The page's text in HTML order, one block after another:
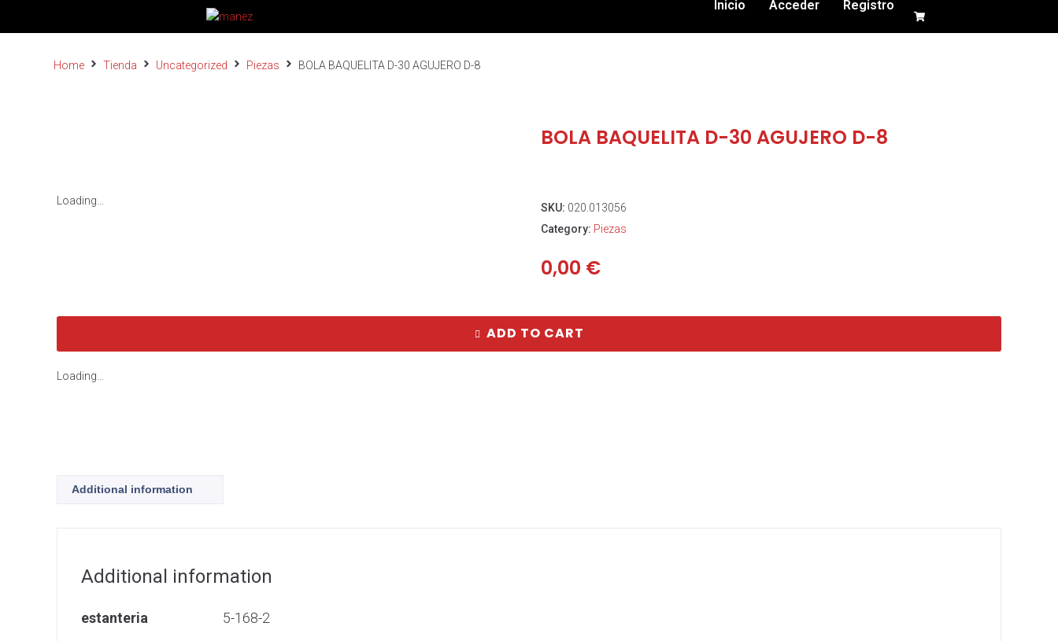
Inicio Acceder Registro
Home Tienda Uncategorized Piezas BOLA BAQUELITA D-30 AGUJERO D-8
Loading...
BOLA BAQUELITA D-30 AGUJERO D-8
SKU: 020.013056
Category: Piezas
0,00 €
ADD TO CART
Loading...
Additional information
Additional information
estanteria 5-168-2